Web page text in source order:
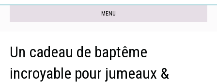
MENU
Un cadeau de baptême
incroyable pour jumeaux &